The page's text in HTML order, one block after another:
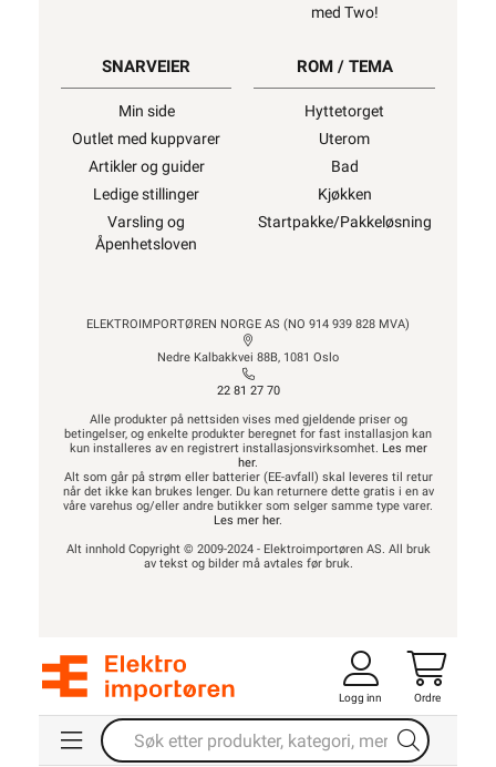
med Two!
SNARVEIER
Min side
Outlet med kuppvarer
Artikler og guider
Ledige stillinger
Varsling og
Åpenhetsloven
ROM / TEMA
Hyttetorget
Uterom
Bad
Kjøkken
Startpakke/Pakkeløsning
ELEKTROIMPORTØREN NORGE AS (NO 914 939 828 MVA)
Nedre Kalbakkvei 88B, 1081 Oslo
22 81 27 70
Alle produkter på nettsiden vises med gjeldende priser og
betingelser, og enkelte produkter beregnet for fast installasjon kan
kun installeres av en registrert installasjonsvirksomhet. Les mer
her.
Alt som går på strøm eller batterier (EE-avfall) skal leveres til retur
når det ikke kan brukes lenger. Du kan returnere dette gratis i en av
våre varehus og/eller andre butikker som selger samme type varer.
Les mer her.
Alt innhold Copyright © 2009-2024 - Elektroimportøren AS. All bruk
av tekst og bilder må avtales før bruk.
Logg inn Ordre